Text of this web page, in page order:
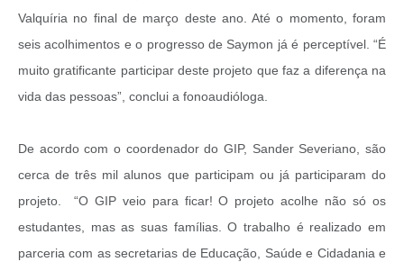
Valquíria no final de março deste ano. Até o momento, foram
seis acolhimentos e o progresso de Saymon já é perceptível. “É
muito gratificante participar deste projeto que faz a diferença na
vida das pessoas”, conclui a fonoaudióloga.
De acordo com o coordenador do GIP, Sander Severiano, são
cerca de três mil alunos que participam ou já participaram do
projeto. “O GIP veio para ficar! O projeto acolhe não só os
estudantes, mas as suas famílias. O trabalho é realizado em
parceria com as secretarias de Educação, Saúde e Cidadania e